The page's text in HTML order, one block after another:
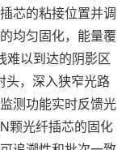
芯的粘接位置并调
均匀固化，能量覆
难以到达的阴影区
头，深入狭窄光路
测功能实时反馈光
颗光纤插芯的固化